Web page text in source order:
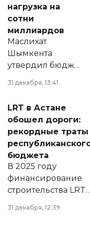
нагрузка на
сотни
миллиардов
Маслихат
Шымкента
утвердил бюджет
города на 2026–
2028 годы.
документ
появился в базе
нормативных
правовых актов и
на сайте маслихат
города.
31 декабря, 13:41
LRT в Астане
обошел дороги:
рекордные траты
бюджета
В 2025 году
финансирование
строительства LRT
в Астане из
республиканского
31 декабря, 12:39